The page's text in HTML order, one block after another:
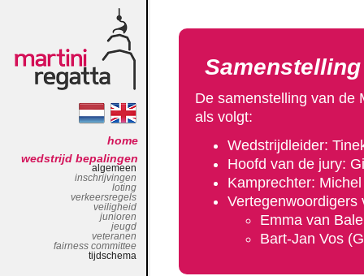
De samenstelling van de
als volgt:
Wedstrijdleider:
Hoofd van de jury:
Kamprechter:
Vertegenwoordigers
Emma van
Bart-Jan Vos
home
wedstrijd bepalingen
algemeen
inschrijvingen
loting
verkeersregels
veiligheid
junioren
jeugd
veteranen
fairness committee
tijdschema